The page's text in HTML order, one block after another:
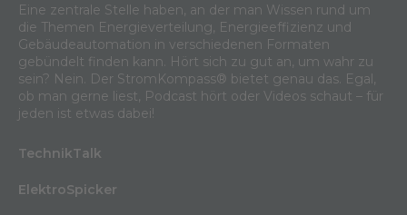
Eine zentrale Stelle haben, an der man Wissen rund um
die Themen Energieverteilung, Energieeffizienz und
Gebäudeautomation in verschiedenen Formaten
gebündelt finden kann. Hört sich zu gut an, um wahr zu
sein? Nein. Der StromKompass® bietet genau das. Egal,
ob man gerne liest, Podcast hört oder Videos schaut – für
jeden ist etwas dabei!
TechnikTalk
ElektroSpicker